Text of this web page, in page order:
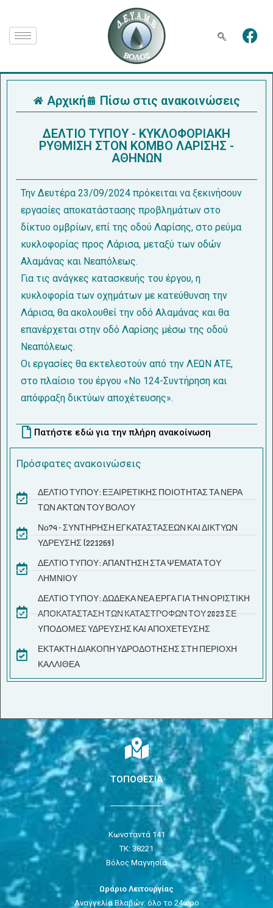
Αρχική Πίσω στις ανακοινώσεις
ΔΕΛΤΙΟ ΤΥΠΟΥ - ΚΥΚΛΟΦΟΡΙΑΚΗ
ΡΥΘΜΙΣΗ ΣΤΟΝ ΚΟΜΒΟ ΛΑΡΙΣΗΣ -
ΑΘΗΝΩΝ
Την Δευτέρα 23/09/2024 πρόκειται να ξεκινήσουν
εργασίες αποκατάστασης προβλημάτων στο
δίκτυο ομβρίων, επί της οδού Λαρίσης, στο ρεύμα
κυκλοφορίας προς Λάρισα, μεταξύ των οδών
Αλαμάνας και Νεαπόλεως.
Για τις ανάγκες κατασκευής του έργου, η
κυκλοφορία των οχημάτων με κατεύθυνση την
Λάρισα, θα ακολουθεί την οδό Αλαμάνας και θα
επανέρχεται στην οδό Λαρίσης μέσω της οδού
Νεαπόλεως.
Οι εργασίες θα εκτελεστούν από την ΛΕΩΝ ΑΤΕ,
στο πλαίσιο του έργου «Νο 124-Συντήρηση και
απόφραξη δικτύων αποχέτευσης».
Πατήστε εδώ για την πλήρη ανακοίνωση
Πρόσφατες ανακοινώσεις
ΔΕΛΤΙΟ ΤΥΠΟΥ: ΕΞΑΙΡΕΤΙΚΗΣ ΠΟΙΟΤΗΤΑΣ ΤΑ ΝΕΡΑ
ΤΩΝ ΑΚΤΩΝ ΤΟΥ ΒΟΛΟΥ
Νο74 - ΣΥΝΤΗΡΗΣΗ ΕΓΚΑΤΑΣΤΑΣΕΩΝ ΚΑΙ ΔΙΚΤΥΩΝ
ΥΔΡΕΥΣΗΣ (221269)
ΔΕΛΤΙΟ ΤΥΠΟΥ: ΑΠΑΝΤΗΣΗ ΣΤΑ ΨΕΜΑΤΑ ΤΟΥ
ΛΗΜΝΙΟΥ
ΔΕΛΤΙΟ ΤΥΠΟΥ: ΔΩΔΕΚΑ ΝΕΑ ΕΡΓΑ ΓΙΑ ΤΗΝ ΟΡΙΣΤΙΚΗ
ΑΠΟΚΑΤΑΣΤΑΣΗ ΤΩΝ ΚΑΤΑΣΤΡΟΦΩΝ ΤΟΥ 2023 ΣΕ
ΥΠΟΔΟΜΕΣ ΥΔΡΕΥΣΗΣ ΚΑΙ ΑΠΟΧΕΤΕΥΣΗΣ
ΕΚΤΑΚΤΗ ΔΙΑΚΟΠΗ ΥΔΡΟΔΟΤΗΣΗΣ ΣΤΗ ΠΕΡΙΟΧΗ
ΚΑΛΛΙΘΕΑ
ΤΟΠΟΘΕΣΙΑ
Κωνσταντά 141
ΤΚ: 38221
Βόλος Μαγνησία
Ωράριο Λειτουργίας
Αναγγελία Βλαβών: όλο το 24ωρο